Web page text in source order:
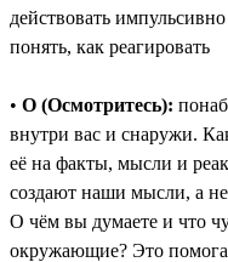
действовать
понять, как реагировать
• О (Осмотритесь):
внутри вас и снаружи.
её на факты, мысли и
создают наши мысли, а
О чём вы думаете и что
окружающие? Это